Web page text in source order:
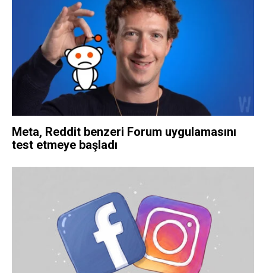
Meta, Reddit benzeri Forum uygulamasını
test etmeye başladı